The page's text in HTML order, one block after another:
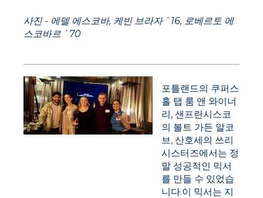
사진 - 에델 에스코바, 케빈 브라자 `16, 로베르토 에
스코바르 `70
포틀랜드의 쿠퍼스
홀 탭 룸 앤 와이너
리, 샌프란시스코
의 볼트 가든 알코
브, 산호세의 쓰리
시스터즈에서는 정
말 성공적인 믹서
를 만들 수 있었습
니다.이 믹서는 지